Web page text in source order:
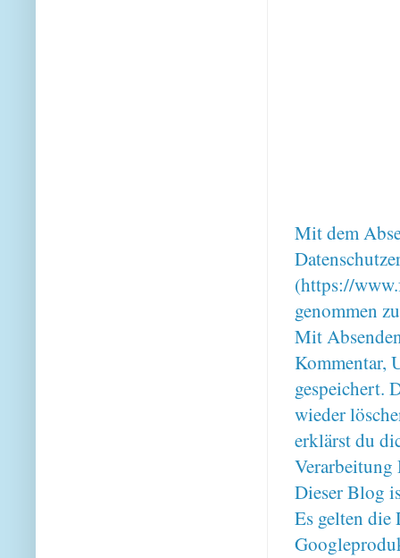
Mit dem
(https://
genommen
Mit
Kommentar,
gespeichert.
wieder
erklärst du
Verarbeitung
Dieser Blog
Es gelten